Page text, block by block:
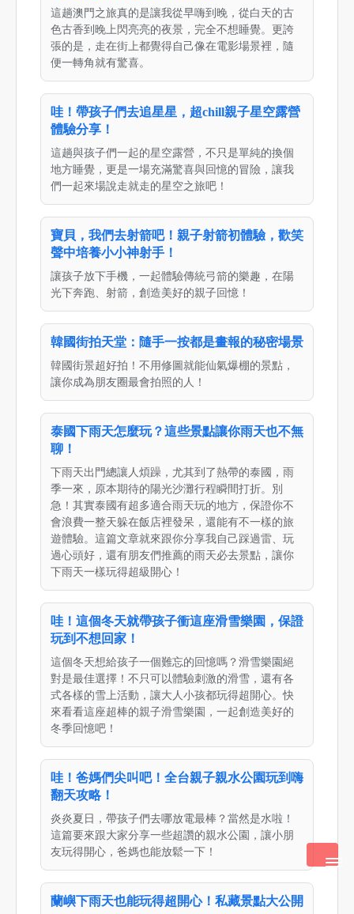
這趟澳門之旅真的是讓我從早嗨到晚，從白天的古
色古香到晚上閃亮亮的夜景，完全不想睡覺。更誇
張的是，走在街上都覺得自己像在電影場景裡，隨
便一轉角就有驚喜。
哇！帶孩子們去追星星，超chill親子星空露營
體驗分享！
這趟與孩子們一起的星空露營，不只是單純的換個
地方睡覺，更是一場充滿驚喜與回憶的冒險，讓我
們一起來場說走就走的星空之旅吧！
寶貝，我們去射箭吧！親子射箭初體驗，歡笑
聲中培養小小神射手！
讓孩子放下手機，一起體驗傳統弓箭的樂趣，在陽
光下奔跑、射箭，創造美好的親子回憶！
韓國街拍天堂：隨手一按都是畫報的秘密場景
韓國街景超好拍！不用修圖就能仙氣爆棚的景點，
讓你成為朋友圈最會拍照的人！
泰國下雨天怎麼玩？這些景點讓你雨天也不無
聊！
下雨天出門總讓人煩躁，尤其到了熱帶的泰國，雨
季一來，原本期待的陽光沙灘行程瞬間打折。別
急！其實泰國有超多適合雨天玩的地方，保證你不
會浪費一整天躲在飯店裡發呆，還能有不一樣的旅
遊體驗。這篇文章就來跟你分享我自己踩過雷、玩
過心頭好，還有朋友們推薦的雨天必去景點，讓你
下雨天一樣玩得超級開心！
哇！這個冬天就帶孩子衝這座滑雪樂園，保證
玩到不想回家！
這個冬天想給孩子一個難忘的回憶嗎？滑雪樂園絕
對是最佳選擇！不只可以體驗刺激的滑雪，還有各
式各樣的雪上活動，讓大人小孩都玩得超開心。快
來看看這座超棒的親子滑雪樂園，一起創造美好的
冬季回憶吧！
哇！爸媽們尖叫吧！全台親子親水公園玩到嗨
翻天攻略！
炎炎夏日，帶孩子們去哪放電最棒？當然是水啦！
這篇要來跟大家分享一些超讚的親水公園，讓小朋
友玩得開心，爸媽也能放鬆一下！
蘭嶼下雨天也能玩得超開心！私藏景點大公開